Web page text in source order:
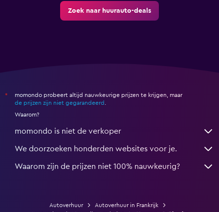
Zoek naar huurauto-deals
*
momondo probeert altijd nauwkeurige prijzen te krijgen, maar
de prijzen zijn niet gegarandeerd
Waarom?
momondo is niet de verkoper
We doorzoeken honderden websites voor je.
Waarom zijn de prijzen niet 100% nauwkeurig?
Autoverhuur
Autoverhuur in Frankrijk